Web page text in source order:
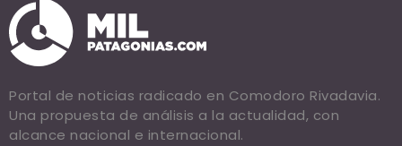
Portal de noticias radicado en Comodoro Rivadavia.
Una propuesta de análisis a la actualidad, con
alcance nacional e internacional.